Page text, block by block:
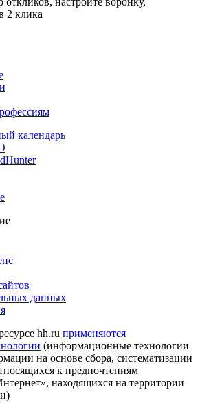
2 клика
календарь
данных
hh.ru применяются
(информационные технологии
на основе сбора, систематизации
к предпочтениям
находящихся на территории